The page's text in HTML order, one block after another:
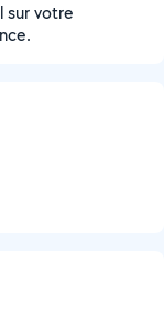
sur votre